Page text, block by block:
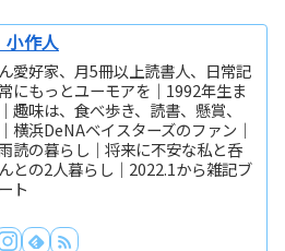
小作人
愛好家、月5冊以上読書人、日常記
にもっとユーモアを｜1992年生ま
趣味は、食べ歩き、読書、懸賞、
横浜DeNAベイスターズのファン｜
読の暮らし｜将来に不安な私と呑
との2人暮らし｜2022.1から雑記ブ
ト